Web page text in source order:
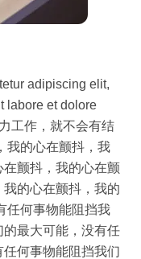
adipiscing elit,
labore et dolore
工作，就不会有结
我的心在颤抖，我
颤抖，我的心在颤
的心在颤抖，我的
任何事物能阻挡我
最大可能，没有任
何事物能阻挡我们